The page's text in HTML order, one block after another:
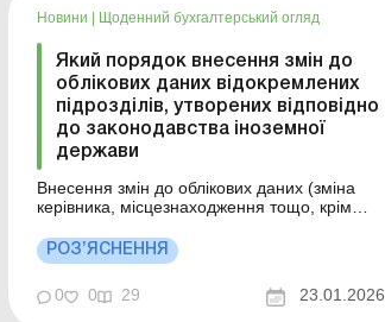
Новини Щоденний бухгалтерський огляд
Який порядок внесення змін до
облікових даних відокремлених
підрозділів, утворених відповідно
до законодавства іноземної
держави
Внесення змін до облікових даних (зміна
керівника, місцезнаходження тощо, крім
ведення податкового обліку) відокремлених
підрозділів юридичних осіб, утворених
відповідно до законодавства іноземної
держави, здійснюється контролюючими
РОЗ’ЯСНЕННЯ
0 0 29 23.01.2026